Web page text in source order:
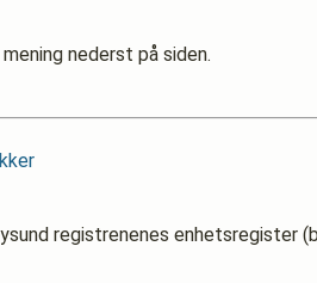
nederst på siden.
registrenenes enhetsregister